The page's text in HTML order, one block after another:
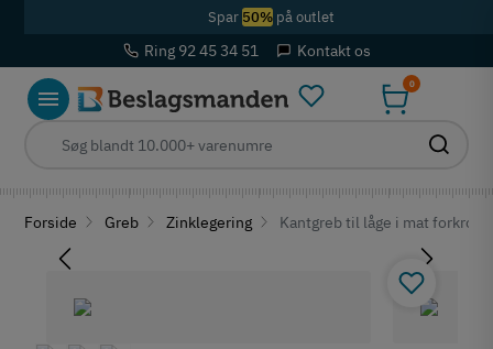
Spar 50%på outlet
Ring 92 45 34 51 Kontakt os
0
Forside Greb Zinklegering Kantgreb til låge i mat